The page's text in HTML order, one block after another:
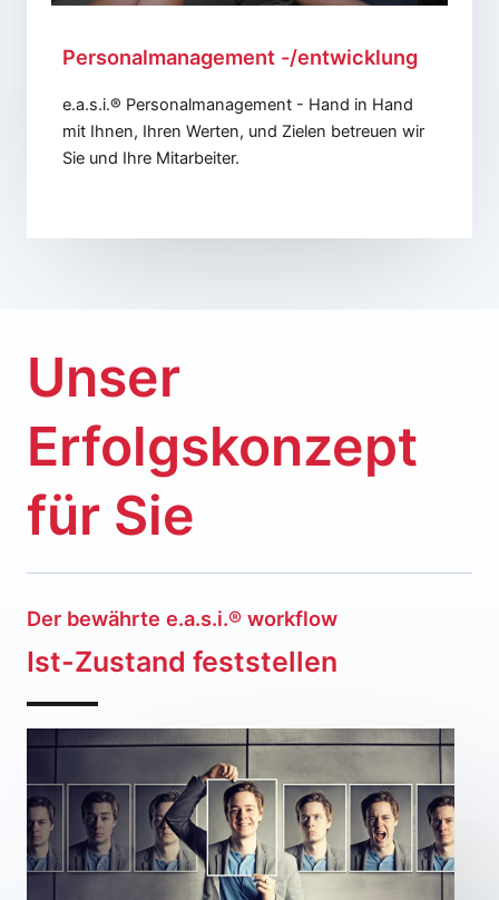
Personalmanagement -/entwicklung
e.a.s.i.® Personalmanagement - Hand in Hand
mit Ihnen, Ihren Werten, und Zielen betreuen wir
Sie und Ihre Mitarbeiter.
Unser
Erfolgskonzept
für Sie
Der bewährte e.a.s.i.® workflow
Ist-Zustand feststellen